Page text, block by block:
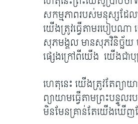
សកម្មភាព​របស់​មនុស្ស​ដែល​មិ
យើង​ត្រូវ​ធ្វើ​តាម​របៀប​ណ
សុភមង្គល មាន​សុភវិនិច្ឆ័យ
ផ្សេង​ក្រៅ​ពី​យើង យើង​ជា​
ហេតុ​នេះ យើង​ត្រូវ​តែព្យា
ព្យាយាម​ធ្វើ​តាម​ព្រះបន្ទូ
មិន​មែន​គ្រាន់តែ​យើង​ឃើញ​